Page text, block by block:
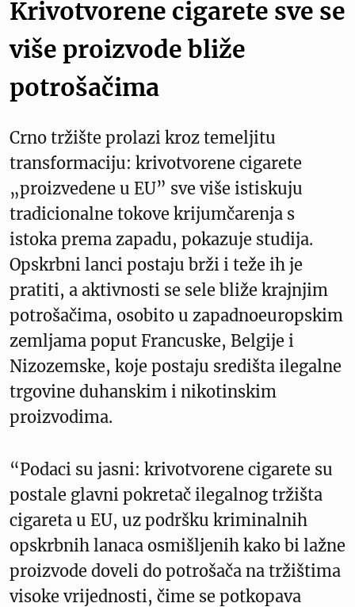
Krivotvorene cigarete sve se
više proizvode bliže
potrošačima
Crno tržište prolazi kroz temeljitu
transformaciju: krivotvorene cigarete
„proizvedene u EU” sve više istiskuju
tradicionalne tokove krijumčarenja s
istoka prema zapadu, pokazuje studija.
Opskrbni lanci postaju brži i teže ih je
pratiti, a aktivnosti se sele bliže krajnjim
potrošačima, osobito u zapadnoeuropskim
zemljama poput Francuske, Belgije i
Nizozemske, koje postaju središta ilegalne
trgovine duhanskim i nikotinskim
proizvodima.
“Podaci su jasni: krivotvorene cigarete su
postale glavni pokretač ilegalnog tržišta
cigareta u EU, uz podršku kriminalnih
opskrbnih lanaca osmišljenih kako bi lažne
proizvode doveli do potrošača na tržištima
visoke vrijednosti, čime se potkopava